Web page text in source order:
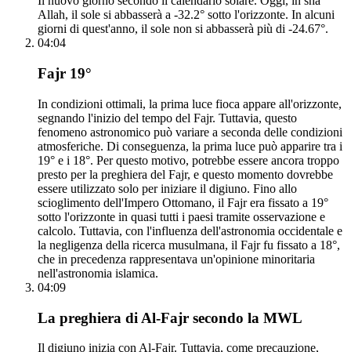
Allah, il sole si abbasserà a -32.2° sotto l'orizzonte. In alcuni
giorni di quest'anno, il sole non si abbasserà più di -24.67°.
04:04
Fajr 19°
In condizioni ottimali, la prima luce fioca appare all'orizzonte,
segnando l'inizio del tempo del Fajr. Tuttavia, questo
fenomeno astronomico può variare a seconda delle condizioni
atmosferiche. Di conseguenza, la prima luce può apparire tra i
19° e i 18°. Per questo motivo, potrebbe essere ancora troppo
presto per la preghiera del Fajr, e questo momento dovrebbe
essere utilizzato solo per iniziare il digiuno. Fino allo
scioglimento dell'Impero Ottomano, il Fajr era fissato a 19°
sotto l'orizzonte in quasi tutti i paesi tramite osservazione e
calcolo. Tuttavia, con l'influenza dell'astronomia occidentale e
la negligenza della ricerca musulmana, il Fajr fu fissato a 18°,
che in precedenza rappresentava un'opinione minoritaria
nell'astronomia islamica.
04:09
La preghiera di Al-Fajr secondo la MWL
Il digiuno inizia con Al-Fajr. Tuttavia, come precauzione,